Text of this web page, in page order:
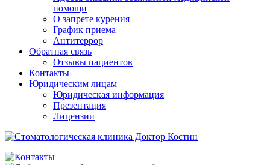
помощи
О запрете курения
График приема
Антитеррор
Обратная связь
Отзывы пациентов
Контакты
Юридическим лицам
Юридическая информация
Презентация
Лицензии